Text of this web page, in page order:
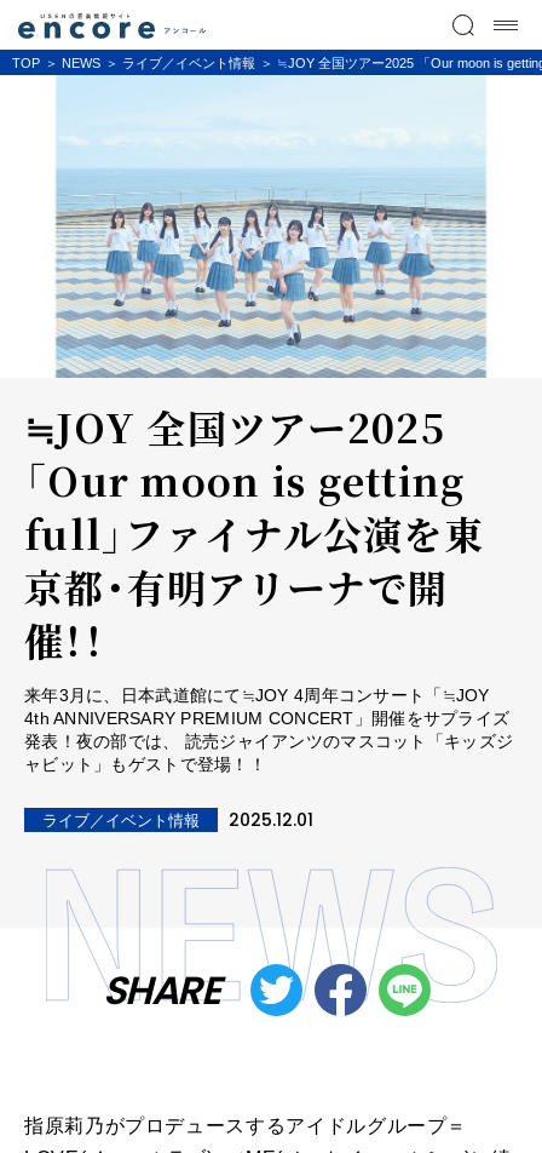
TOP NEWS ライブ／イベント情報 ≒JOY 全国ツアー2025 「Our moon is
≒JOY 全国ツアー2025
「Our moon is getting
full」ファイナル公演を東
京都・有明アリーナで開
催！！
来年3月に、日本武道館にて≒JOY 4周年コンサート「≒JOY
4th ANNIVERSARY PREMIUM CONCERT」開催をサプライズ
発表！夜の部では、 読売ジャイアンツのマスコット「キッズジ
ャビット」もゲストで登場！！
ライブ／イベント情報 2025.12.01
SHARE
指原莉乃がプロデュースするアイドルグループ＝